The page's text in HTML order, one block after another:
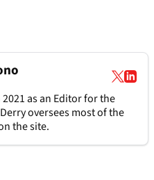
as an Editor for the
oversees most of the
the site.